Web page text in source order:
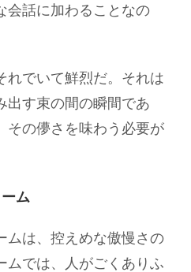
会話に加わることなの
れでいて鮮烈だ。それは
出す束の間の瞬間であ
その儚さを味わう必要が
ム
ムは、控えめな傲慢さの
ムでは、人がごくありふ